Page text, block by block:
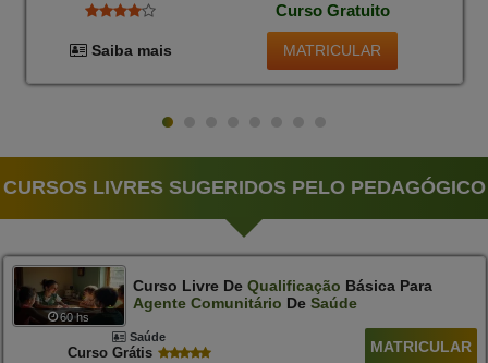
Curso Gratuito
Saiba mais MATRICULAR
CURSOS LIVRES SUGERIDOS PELO PEDAGÓGICO
60 hs
Curso Livre De Qualificação Básica Para
Agente Comunitário De Saúde
Saúde
Curso Grátis MATRICULAR